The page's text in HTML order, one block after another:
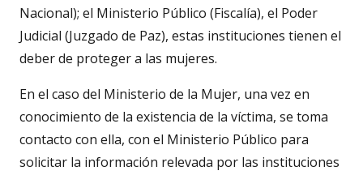
Nacional); el Ministerio Público (Fiscalía), el Poder
Judicial (Juzgado de Paz), estas instituciones tienen el
deber de proteger a las mujeres.
En el caso del Ministerio de la Mujer, una vez en
conocimiento de la existencia de la víctima, se toma
contacto con ella, con el Ministerio Público para
solicitar la información relevada por las instituciones